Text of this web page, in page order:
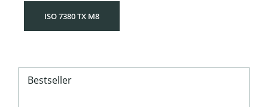
ISO 7380 TX M8
Bestseller